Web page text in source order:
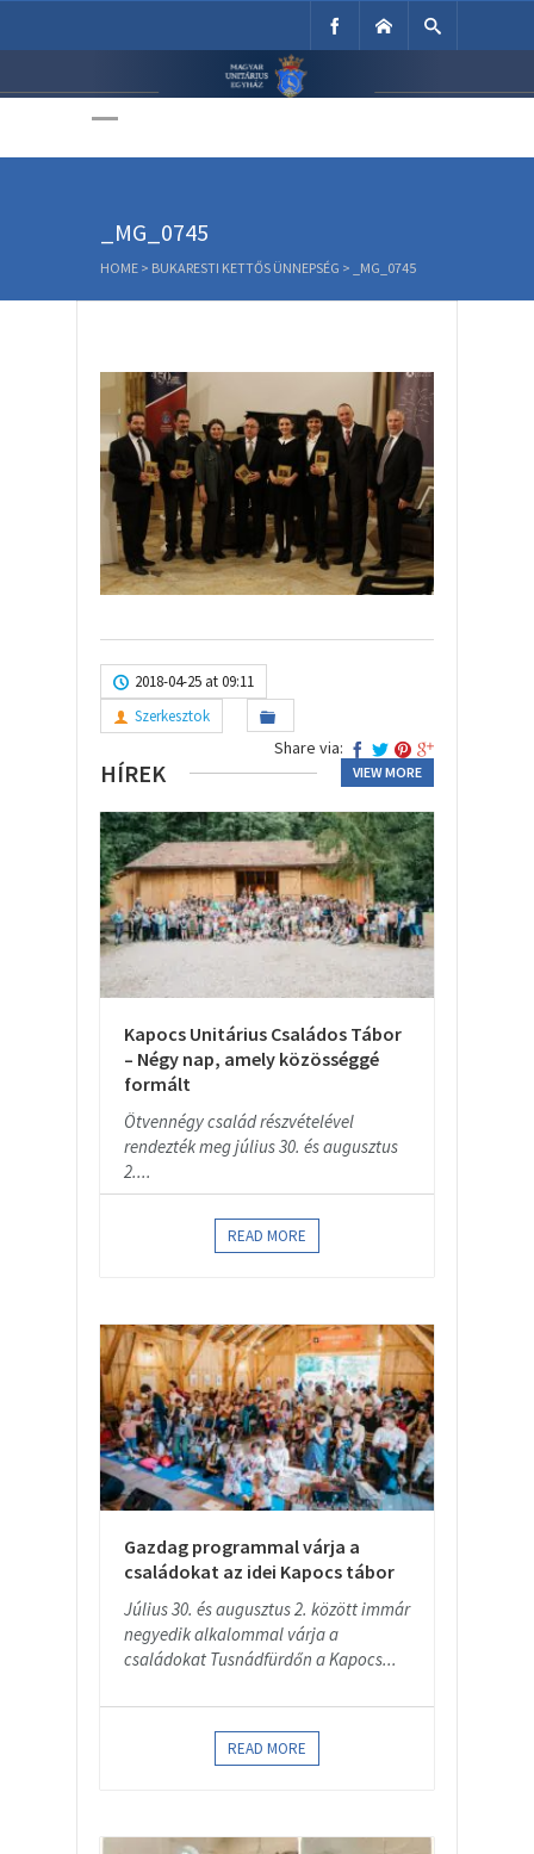
Unitárius Egyház
_MG_0745
HOME > BUKARESTI KETTŐS ÜNNEPSÉG > _MG_0745
2018-04-25 at 09:11
Szerkesztok
Share via:
HÍREK VIEW MORE
Kapocs Unitárius Családos Tábor
– Négy nap, amely közösséggé
formált
Ötvennégy család részvételével
rendezték meg július 30. és augusztus
2....
READ MORE
Gazdag programmal várja a
családokat az idei Kapocs tábor
Július 30. és augusztus 2. között immár
negyedik alkalommal várja a
családokat Tusnádfürdőn a Kapocs...
READ MORE